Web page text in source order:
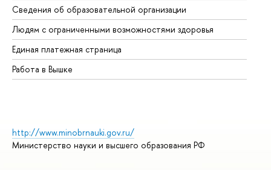
Сведения об образовательной организации
Людям с ограниченными возможностями здоровья
Единая платежная страница
Работа в Вышке
http://www.minobrnauki.gov.ru/
Министерство науки и высшего образования РФ